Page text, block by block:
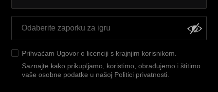
Prihvaćam Ugovor o licenciji s krajnjim korisnikom
Saznajte kako prikupljamo, koristimo, obrađujemo i štitimo
vaše osobne podatke u našoj Politici privatnosti